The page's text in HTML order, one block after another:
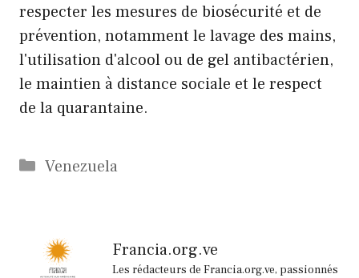
respecter les mesures de biosécurité et de
prévention, notamment le lavage des mains,
l'utilisation d'alcool ou de gel antibactérien,
le maintien à distance sociale et le respect
de la quarantaine.
Catégories
Venezuela
Francia.org.ve
Les rédacteurs de Francia.org.ve, passionnés